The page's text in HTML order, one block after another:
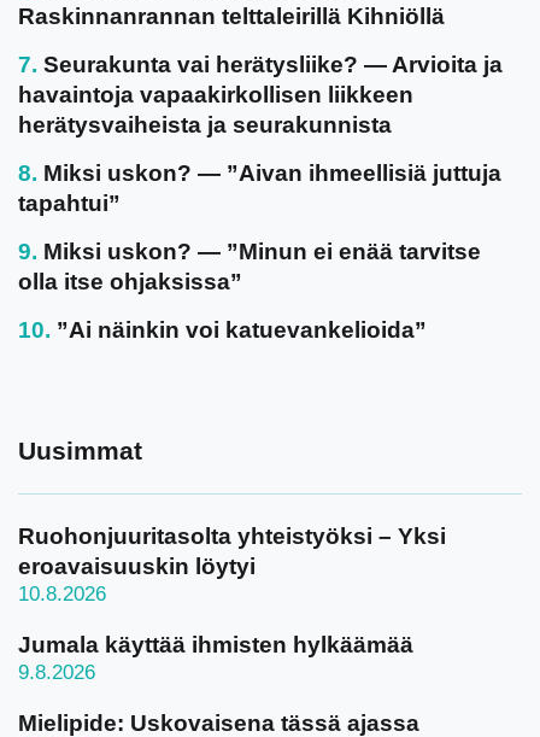
Raskinnanrannan telttaleirillä Kihniöllä
Seurakunta vai herätysliike? — Arvioita ja
havaintoja vapaakirkollisen liikkeen
herätysvaiheista ja seurakunnista
Miksi uskon? — ”Aivan ihmeellisiä juttuja
tapahtui”
Miksi uskon? — ”Minun ei enää tarvitse
olla itse ohjaksissa”
”Ai näinkin voi katuevankelioida”
Uusimmat
Ruohonjuuritasolta yhteistyöksi – Yksi
eroavaisuuskin löytyi
10.8.2026
Jumala käyttää ihmisten hylkäämää
9.8.2026
Mielipide: Uskovaisena tässä ajassa